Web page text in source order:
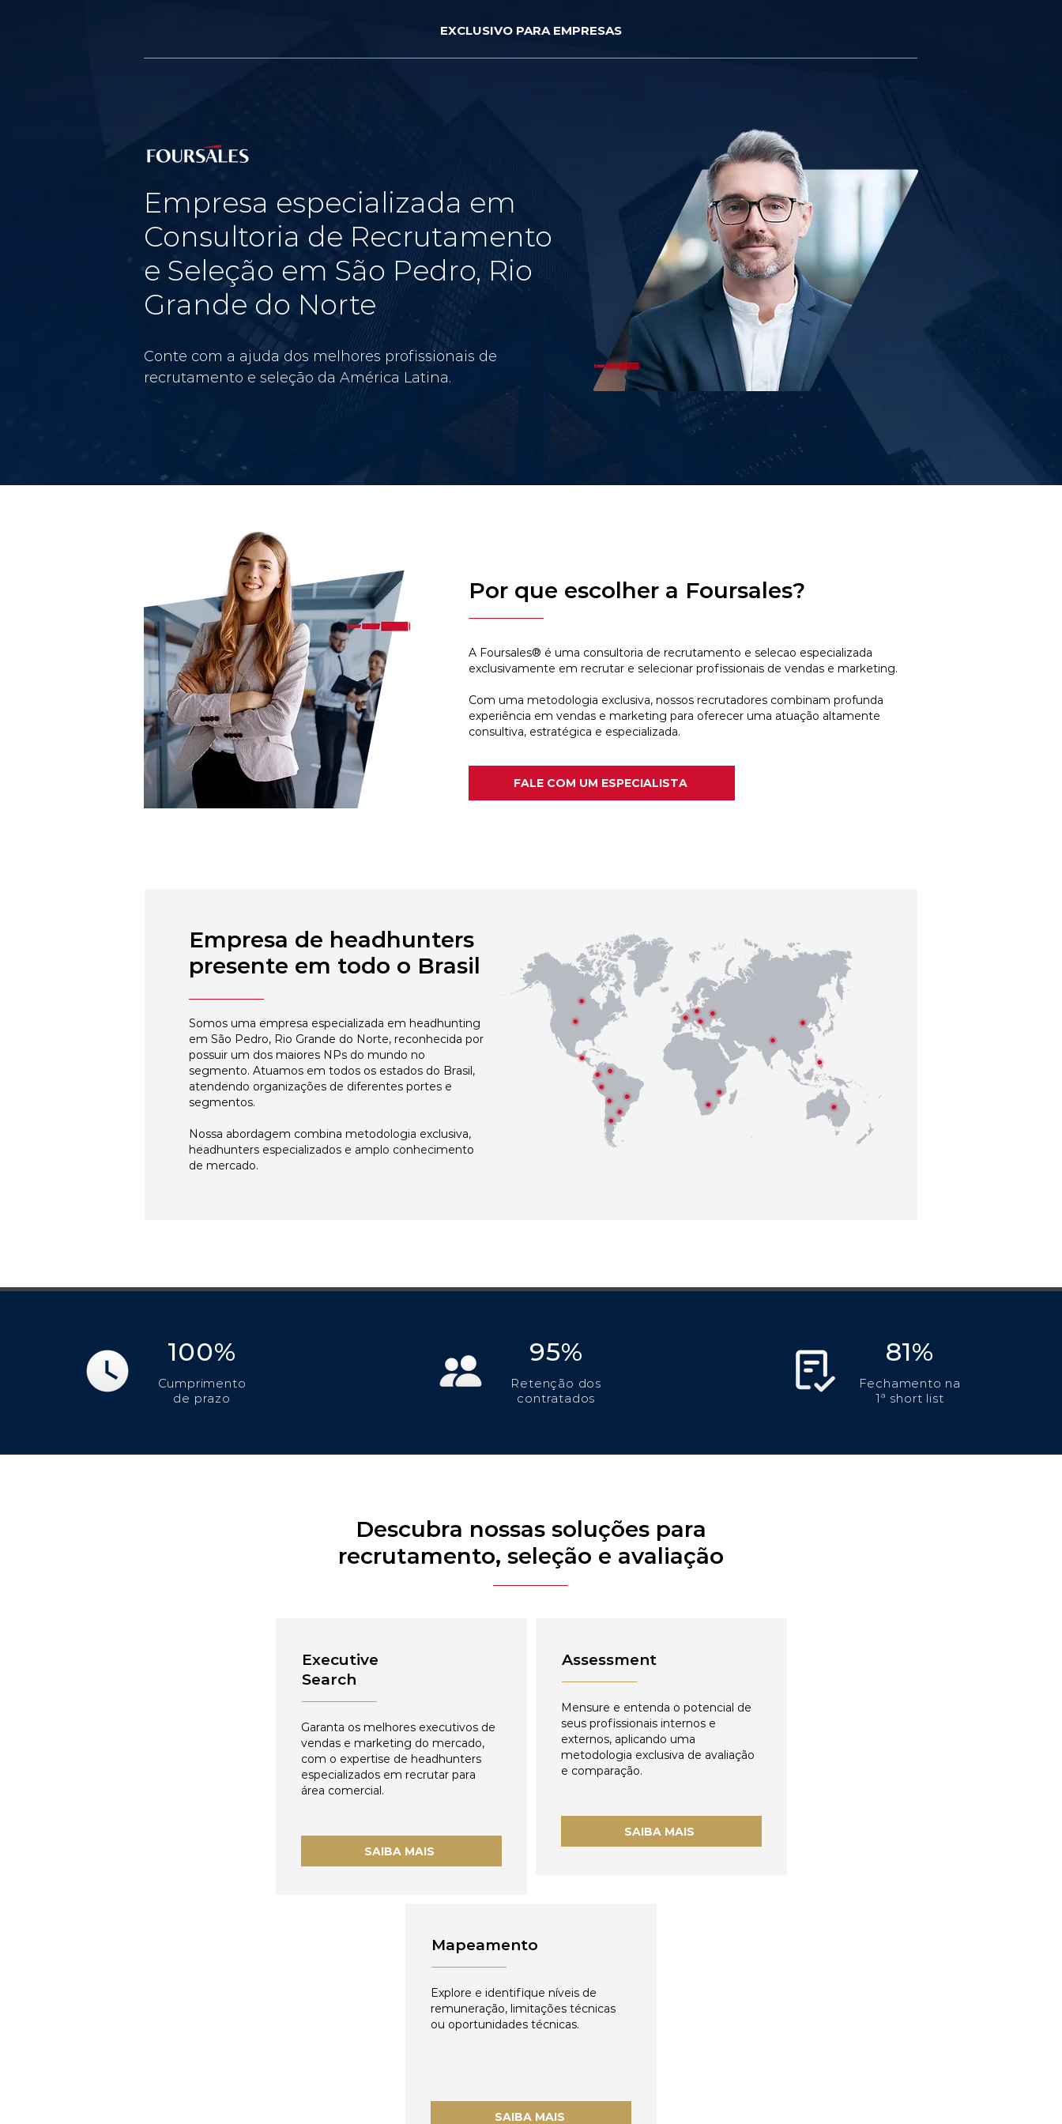
EXCLUSIVO PARA EMPRESAS
Empresa especializada em
Consultoria de Recrutamento
e Seleção em São Pedro, Rio
Grande do Norte
Conte com a ajuda dos melhores profissionais de
recrutamento e seleção da América Latina.
Por que escolher a Foursales?
A Foursales® é uma consultoria de recrutamento e selecao especializada
exclusivamente em recrutar e selecionar profissionais de vendas e marketing.
Com uma metodologia exclusiva, nossos recrutadores combinam profunda
experiência em vendas e marketing para oferecer uma atuação altamente
consultiva, estratégica e especializada.
FALE COM UM ESPECIALISTA
Empresa de headhunters
presente em todo o Brasil
Somos uma empresa especializada em headhunting
em São Pedro, Rio Grande do Norte, reconhecida por
possuir um dos maiores NPs do mundo no
segmento. Atuamos em todos os estados do Brasil,
atendendo organizações de diferentes portes e
segmentos.
Nossa abordagem combina metodologia exclusiva,
headhunters especializados e amplo conhecimento
de mercado.
100%
Cumprimento
de prazo
95%
Retenção dos
contratados
81%
Fechamento na
1ª short list
Descubra nossas soluções para
recrutamento, seleção e avaliação
Executive
Search
Garanta os melhores executivos de
vendas e marketing do mercado,
com o expertise de headhunters
especializados em recrutar para
área comercial.
SAIBA MAIS
Assessment
Mensure e entenda o potencial de
seus profissionais internos e
externos, aplicando uma
metodologia exclusiva de avaliação
e comparação.
SAIBA MAIS
Mapeamento
Explore e identifique níveis de
remuneração, limitações técnicas
ou oportunidades técnicas.
SAIBA MAIS